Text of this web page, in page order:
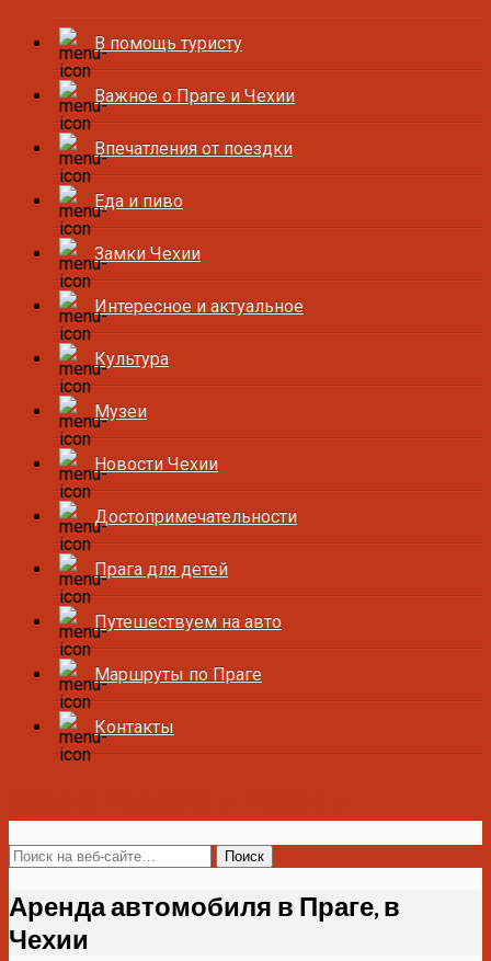
В помощь туристу
Важное о Праге и Чехии
Впечатления от поездки
Еда и пиво
Замки Чехии
Интересное и актуальное
Культура
Музеи
Новости Чехии
Достопримечательности
Прага для детей
Путешествуем на авто
Маршруты по Праге
Контакты
Аренда автомобиля в Праге, в
Чехии